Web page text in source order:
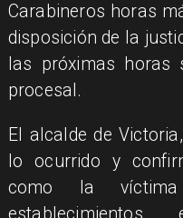
Carabineros horas
disposición de la
las próximas horas
procesal.
​El alcalde de
lo ocurrido y
como la
establecimientos